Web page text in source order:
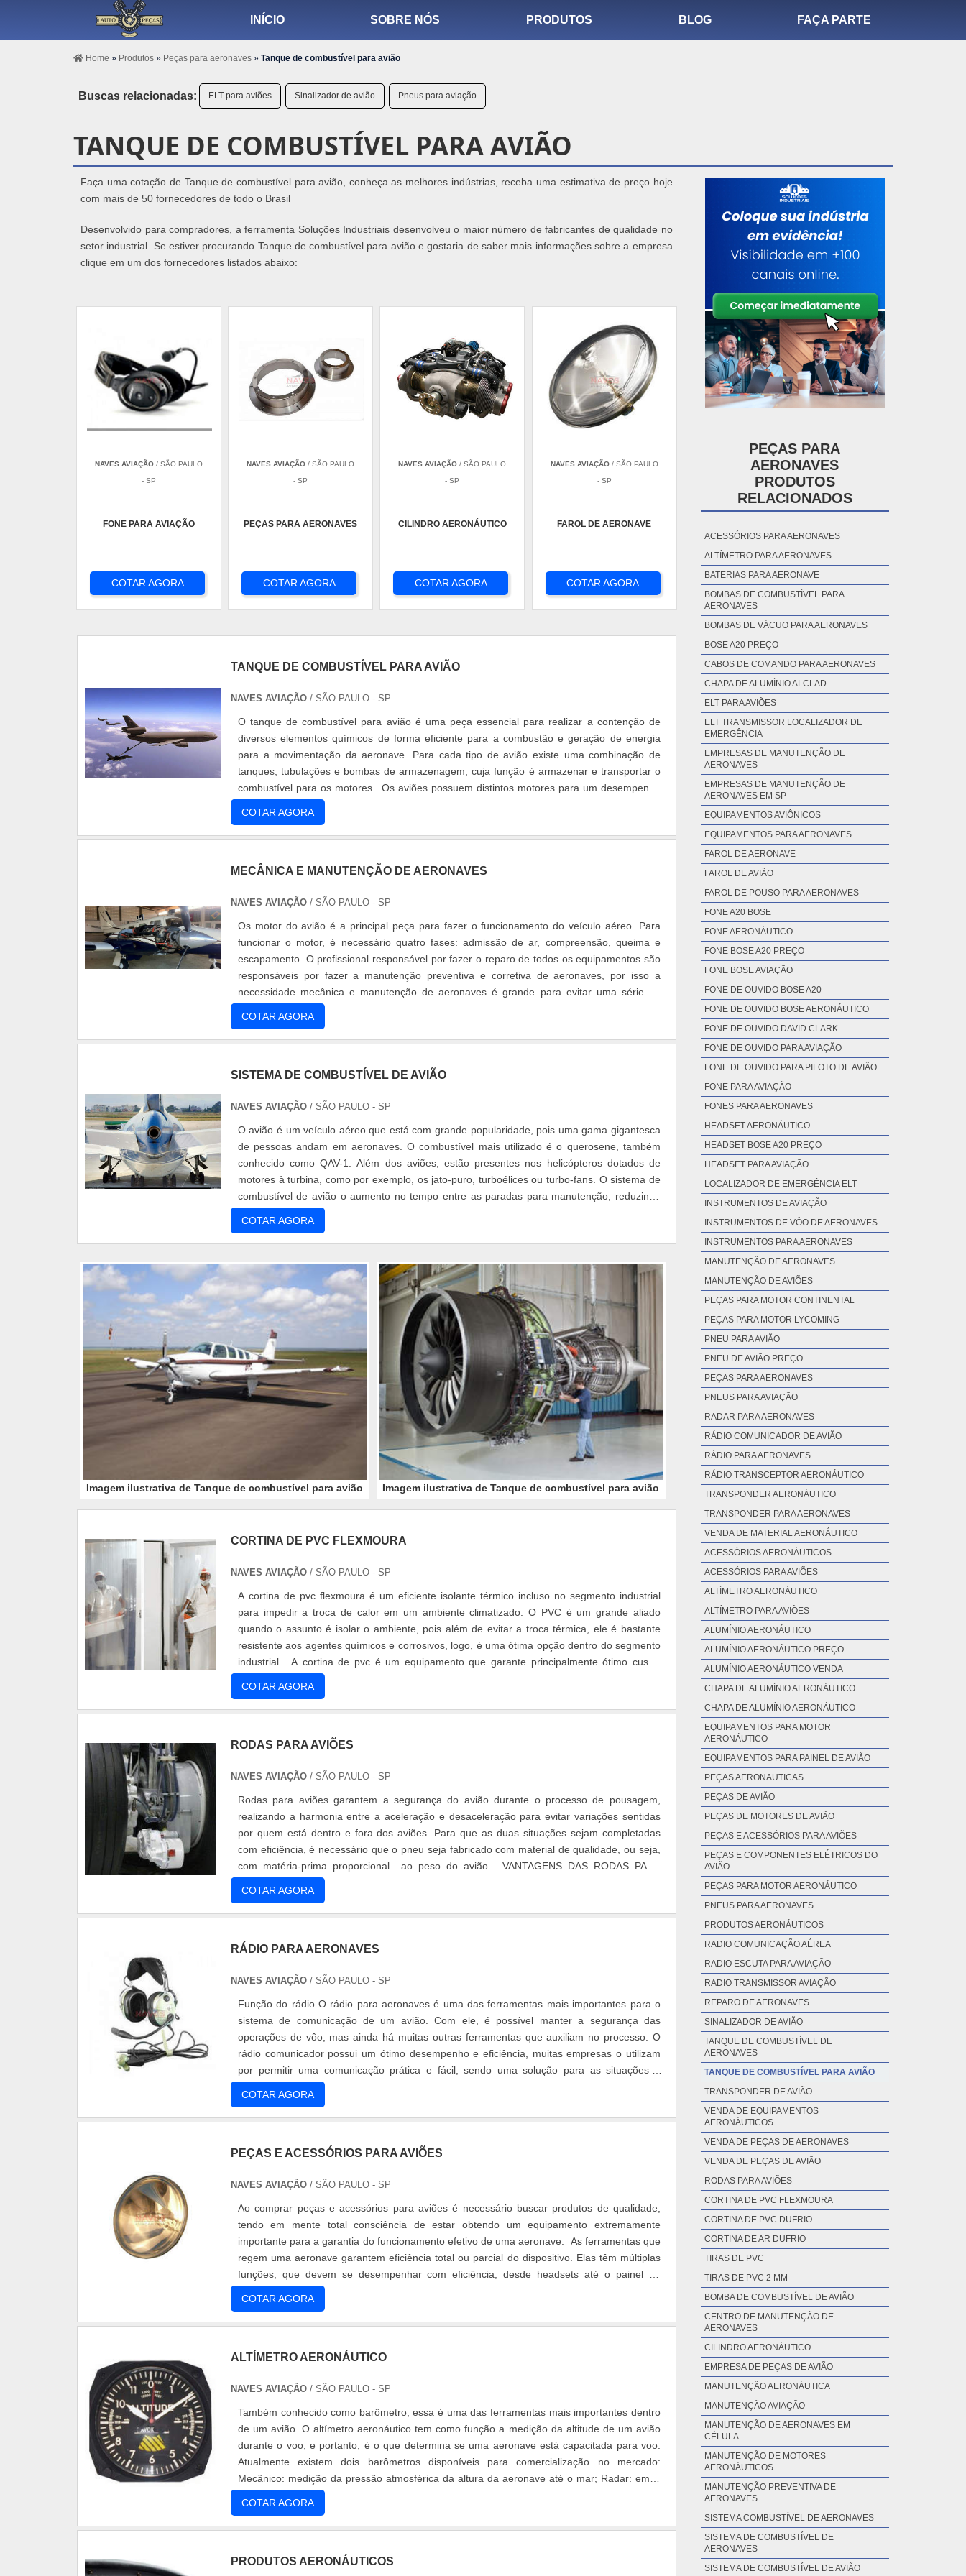
INÍCIO SOBRE NÓS PRODUTOS BLOG FAÇA PARTE
Home » Produtos » Peças para aeronaves » Tanque de combustível para avião
Buscas relacionadas: ELT para aviões Sinalizador de avião Pneus para aviação
TANQUE DE COMBUSTÍVEL PARA AVIÃO
Faça uma cotação de Tanque de combustível para avião, conheça as melhores indústrias, receba uma estimativa de preço hoje
com mais de 50 fornecedores de todo o Brasil
Desenvolvido para compradores, a ferramenta Soluções Industriais desenvolveu o maior número de fabricantes de qualidade no
setor industrial. Se estiver procurando Tanque de combustível para avião e gostaria de saber mais informações sobre a empresa
clique em um dos fornecedores listados abaixo:
NAVES AVIAÇÃO / SÃO PAULO
- SP
FONE PARA AVIAÇÃO
COTAR AGORA
NAVES AVIAÇÃO / SÃO PAULO
- SP
PEÇAS PARA AERONAVES
COTAR AGORA
NAVES AVIAÇÃO / SÃO PAULO
- SP
CILINDRO AERONÁUTICO
COTAR AGORA
NAVES AVIAÇÃO/ SÃO PAULO
- SP
FAROL DE AERONAVE
COTAR AGORA
TANQUE DE COMBUSTÍVEL PARA AVIÃO
NAVES AVIAÇÃO / SÃO PAULO - SP
O tanque de combustível para avião é uma peça essencial para realizar a contenção de
diversos elementos químicos de forma eficiente para a combustão e geração de energia
para a movimentação da aeronave. Para cada tipo de avião existe uma combinação de
tanques, tubulações e bombas de armazenagem, cuja função é armazenar e transportar o
combustível para os motores. Os aviões possuem distintos motores para um desempenho
efetivo. O motor tem a
COTAR AGORA
MECÂNICA E MANUTENÇÃO DE AERONAVES
NAVES AVIAÇÃO / SÃO PAULO - SP
Os motor do avião é a principal peça para fazer o funcionamento do veículo aéreo. Para
funcionar o motor, é necessário quatro fases: admissão de ar, compreensão, queima e
escapamento. O profissional responsável por fazer o reparo de todos os equipamentos são
responsáveis por fazer a manutenção preventiva e corretiva de aeronaves, por isso a
necessidade mecânica e manutenção de aeronaves é grande para evitar uma série de
problemas nos aviões. Mecâ
COTAR AGORA
SISTEMA DE COMBUSTÍVEL DE AVIÃO
NAVES AVIAÇÃO / SÃO PAULO - SP
O avião é um veículo aéreo que está com grande popularidade, pois uma gama gigantesca
de pessoas andam em aeronaves. O combustível mais utilizado é o querosene, também
conhecido como QAV-1. Além dos aviões, estão presentes nos helicópteros dotados de
motores à turbina, como por exemplo, os jato-puro, turboélices ou turbo-fans. O sistema de
combustível de avião o aumento no tempo entre as paradas para manutenção, reduzindo
custos para as companhia
COTAR AGORA
Imagem ilustrativa de Tanque de combustível para avião Imagem ilustrativa de Tanque de combustível para avião
CORTINA DE PVC FLEXMOURA
NAVES AVIAÇÃO/ SÃO PAULO - SP
A cortina de pvc flexmoura é um eficiente isolante térmico incluso no segmento industrial
para impedir a troca de calor em um ambiente climatizado. O PVC é um grande aliado
quando o assunto é isolar o ambiente, pois além de evitar a troca térmica, ele é bastante
resistente aos agentes químicos e corrosivos, logo, é uma ótima opção dentro do segmento
industrial. A cortina de pvc é um equipamento que garante principalmente ótimo custo-
COTAR AGORA
RODAS PARA AVIÕES
NAVES AVIAÇÃO/ SÃO PAULO - SP
Rodas para aviões garantem a segurança do avião durante o processo de pousagem,
realizando a harmonia entre a aceleração e desaceleração para evitar variações sentidas
por quem está dentro e fora dos aviões. Para que as duas situações sejam completadas
com eficiência, é necessário que o pneu seja fabricado com material de qualidade, ou seja,
com matéria-prima proporcional ao peso do avião. VANTAGENS DAS RODAS PARA
AVIÕES Garantia de u.
COTAR AGORA
RÁDIO PARA AERONAVES
NAVES AVIAÇÃO/ SÃO PAULO - SP
Função do rádio O rádio para aeronaves é uma das ferramentas mais importantes para o
sistema de comunicação de um avião. Com ele, é possível manter a segurança das
operações de vôo, mas ainda há muitas outras ferramentas que auxiliam no processo. O
rádio comunicador possui um ótimo desempenho e eficiência, muitas empresas o utilizam
por permitir uma comunicação prática e fácil, sendo uma solução para as situações e
imprevistos. Benefícios em dest.
COTAR AGORA
PEÇAS E ACESSÓRIOS PARA AVIÕES
NAVES AVIAÇÃO/ SÃO PAULO - SP
Ao comprar peças e acessórios para aviões é necessário buscar produtos de qualidade,
tendo em mente total consciência de estar obtendo um equipamento extremamente
importante para a garantia do funcionamento efetivo de uma aeronave. As ferramentas que
regem uma aeronave garantem eficiência total ou parcial do dispositivo. Elas têm múltiplas
funções, que devem se desempenhar com eficiência, desde headsets até o painel de
COTAR AGORA
ALTÍMETRO AERONÁUTICO
NAVES AVIAÇÃO/ SÃO PAULO - SP
Também conhecido como barômetro, essa é uma das ferramentas mais importantes dentro
de um avião. O altímetro aeronáutico tem como função a medição da altitude de um avião
durante o voo, e portanto, é o que determina se uma aeronave está capacitada para voo.
Atualmente existem dois barômetros disponíveis para comercialização no mercado:
Mecânico: medição da pressão atmosférica da altura da aeronave até o mar; Radar: emite
ondas sonoras que calcula.
COTAR AGORA
PRODUTOS AERONÁUTICOS
PEÇAS PARA
AERONAVES
PRODUTOS
RELACIONADOS
ACESSÓRIOS PARA AERONAVES
ALTÍMETRO PARA AERONAVES
BATERIAS PARA AERONAVE
BOMBAS DE COMBUSTÍVEL PARA
AERONAVES
BOMBAS DE VÁCUO PARA AERONAVES
BOSE A20 PREÇO
CABOS DE COMANDO PARA AERONAVES
CHAPA DE ALUMÍNIO ALCLAD
ELT PARA AVIÕES
ELT TRANSMISSOR LOCALIZADOR DE
EMERGÊNCIA
EMPRESAS DE MANUTENÇÃO DE
AERONAVES
EMPRESAS DE MANUTENÇÃO DE
AERONAVES EM SP
EQUIPAMENTOS AVIÔNICOS
EQUIPAMENTOS PARA AERONAVES
FAROL DE AERONAVE
FAROL DE AVIÃO
FAROL DE POUSO PARA AERONAVES
FONE A20 BOSE
FONE AERONÁUTICO
FONE BOSE A20 PREÇO
FONE BOSE AVIAÇÃO
FONE DE OUVIDO BOSE A20
FONE DE OUVIDO BOSE AERONÁUTICO
FONE DE OUVIDO DAVID CLARK
FONE DE OUVIDO PARA AVIAÇÃO
FONE DE OUVIDO PARA PILOTO DE AVIÃO
FONE PARA AVIAÇÃO
FONES PARA AERONAVES
HEADSET AERONÁUTICO
HEADSET BOSE A20 PREÇO
HEADSET PARA AVIAÇÃO
LOCALIZADOR DE EMERGÊNCIA ELT
INSTRUMENTOS DE AVIAÇÃO
INSTRUMENTOS DE VÔO DE AERONAVES
INSTRUMENTOS PARA AERONAVES
MANUTENÇÃO DE AERONAVES
MANUTENÇÃO DE AVIÕES
PEÇAS PARA MOTOR CONTINENTAL
PEÇAS PARA MOTOR LYCOMING
PNEU PARA AVIÃO
PNEU DE AVIÃO PREÇO
PEÇAS PARA AERONAVES
PNEUS PARA AVIAÇÃO
RADAR PARA AERONAVES
RÁDIO COMUNICADOR DE AVIÃO
RÁDIO PARA AERONAVES
RÁDIO TRANSCEPTOR AERONÁUTICO
TRANSPONDER AERONÁUTICO
TRANSPONDER PARA AERONAVES
VENDA DE MATERIAL AERONÁUTICO
ACESSÓRIOS AERONÁUTICOS
ACESSÓRIOS PARA AVIÕES
ALTÍMETRO AERONÁUTICO
ALTÍMETRO PARA AVIÕES
ALUMÍNIO AERONÁUTICO
ALUMÍNIO AERONÁUTICO PREÇO
ALUMÍNIO AERONÁUTICO VENDA
CHAPA DE ALUMÍNIO AERONÁUTICO
CHAPA DE ALUMÍNIO AERONÁUTICO
EQUIPAMENTOS PARA MOTOR
AERONÁUTICO
EQUIPAMENTOS PARA PAINEL DE AVIÃO
PEÇAS AERONAUTICAS
PEÇAS DE AVIÃO
PEÇAS DE MOTORES DE AVIÃO
PEÇAS E ACESSÓRIOS PARA AVIÕES
PEÇAS E COMPONENTES ELÉTRICOS DO
AVIÃO
PEÇAS PARA MOTOR AERONÁUTICO
PNEUS PARA AERONAVES
PRODUTOS AERONÁUTICOS
RADIO COMUNICAÇÃO AÉREA
RADIO ESCUTA PARA AVIAÇÃO
RADIO TRANSMISSOR AVIAÇÃO
REPARO DE AERONAVES
SINALIZADOR DE AVIÃO
TANQUE DE COMBUSTÍVEL DE
AERONAVES
TANQUE DE COMBUSTÍVEL PARA AVIÃO
TRANSPONDER DE AVIÃO
VENDA DE EQUIPAMENTOS
AERONÁUTICOS
VENDA DE PEÇAS DE AERONAVES
VENDA DE PEÇAS DE AVIÃO
RODAS PARA AVIÕES
CORTINA DE PVC FLEXMOURA
CORTINA DE PVC DUFRIO
CORTINA DE AR DUFRIO
TIRAS DE PVC
TIRAS DE PVC 2 MM
BOMBA DE COMBUSTÍVEL DE AVIÃO
CENTRO DE MANUTENÇÃO DE
AERONAVES
CILINDRO AERONÁUTICO
EMPRESA DE PEÇAS DE AVIÃO
MANUTENÇÃO AERONÁUTICA
MANUTENÇÃO AVIAÇÃO
MANUTENÇÃO DE AERONAVES EM
CÉLULA
MANUTENÇÃO DE MOTORES
AERONÁUTICOS
MANUTENÇÃO PREVENTIVA DE
AERONAVES
SISTEMA COMBUSTÍVEL DE AERONAVES
SISTEMA DE COMBUSTÍVEL DE
AERONAVES
SISTEMA DE COMBUSTÍVEL DE AVIÃO